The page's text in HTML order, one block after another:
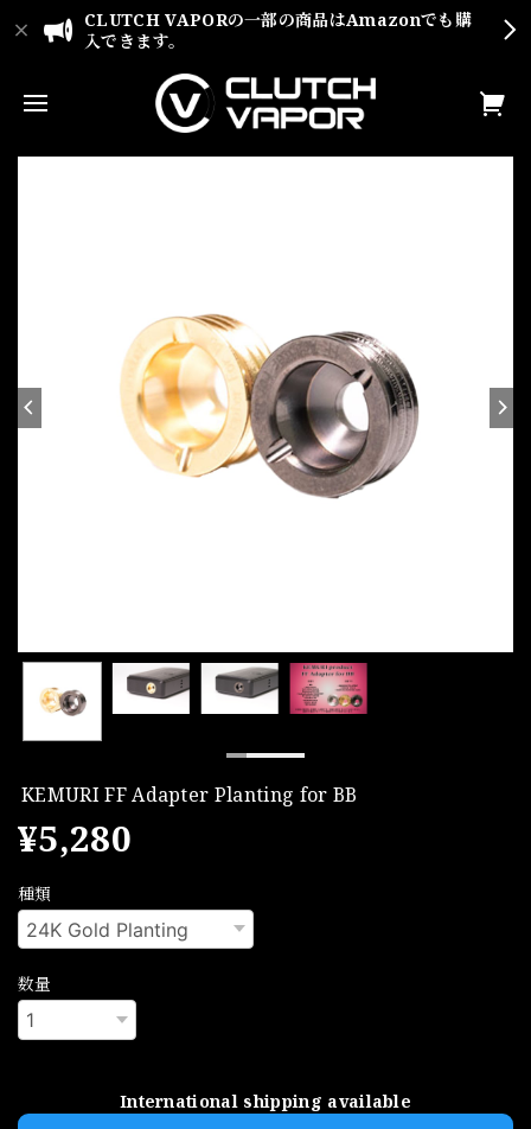
CLUTCH VAPORの一部の商品はAmazonでも購
入できます。
KEMURI FF Adapter Planting for BB
¥5,280
種類
数量
International shipping available